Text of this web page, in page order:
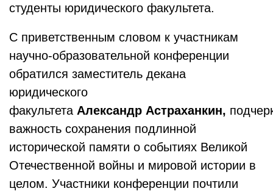
студенты юридического факультета.
С приветственным словом к участникам
научно-образовательной конференции
обратился заместитель декана
юридического
факультета Александр Астраханкин,
важность сохранения подлинной
исторической памяти о событиях Великой
Отечественной войны и мировой истории в
целом. Участники конференции почтили